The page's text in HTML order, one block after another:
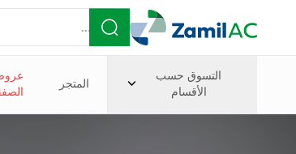
التسوق حسب
الأقسام
المتجر